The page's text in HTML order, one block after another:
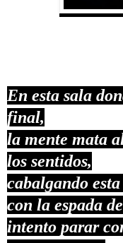
En esta sala
final,
la mente mata
los sentidos,
cabalgando
con la espada
intento parar